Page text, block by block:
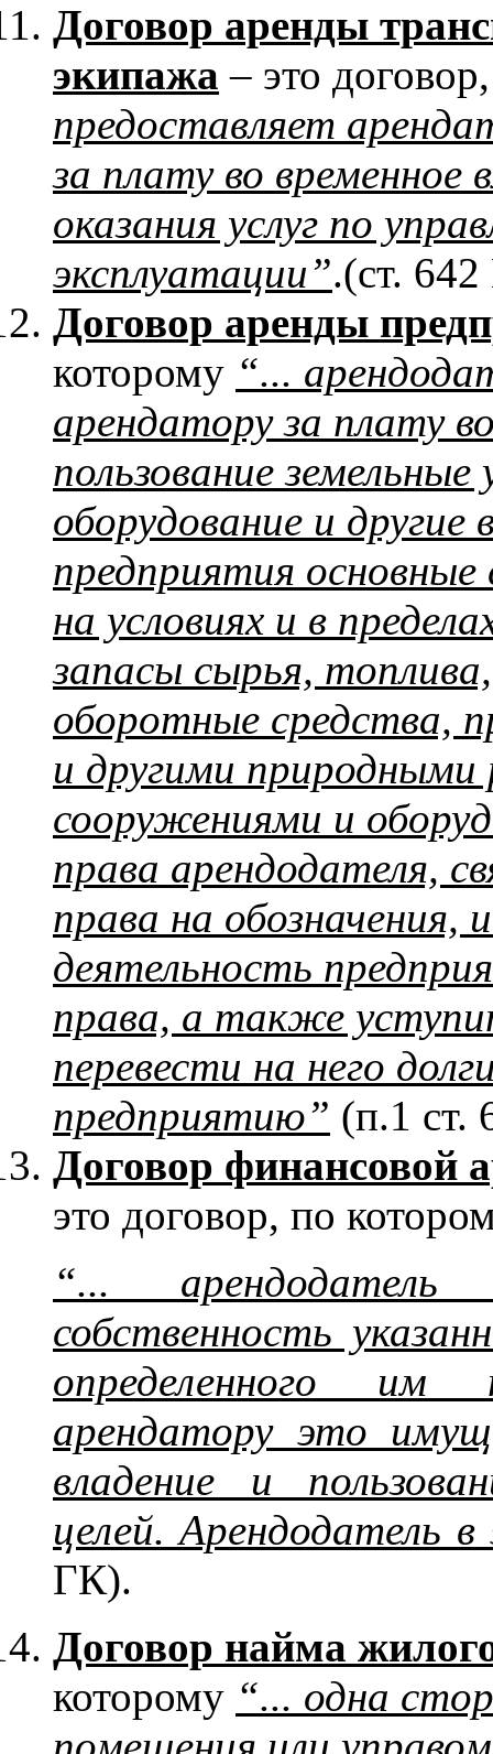
Договор аренды
экипажа – это
предоставляет
за плату во временное
оказания услуг по
эксплуатации”.(ст.
Договор аренды
которому “...
арендатору за плату
пользование
оборудование и другие
предприятия основные
на условиях и в
запасы сырья,
оборотные средства,
и другими природными
сооружениями и
права арендодателя,
права на обозначения,
деятельность
права, а также
перевести на него
предприятию” (п.1 ст.
Договор финансовой
это договор, по
“... арендодатель
собственность
определенного им
арендатору это
владение и
целей. Арендодатель
ГК).
Договор найма
которому “... одна